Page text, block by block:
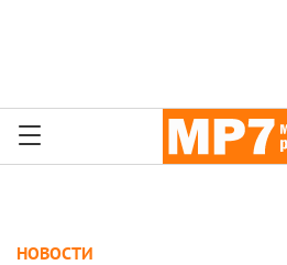
НОВОСТИ